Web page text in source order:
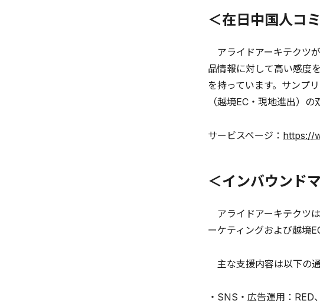
＜在日中国人コ
アライドアーキテクツ
品情報に対して高い感度
を持っています。サンプ
（越境EC・現地進出）
サービスページ： https://
＜インバウンド
アライドアーキテクツ
ーケティングおよび越境
主な支援内容は以下の通
・SNS・広告運用：